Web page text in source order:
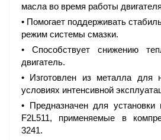
масла во время работы
• Помогает поддерживать
режим системы смазки.
• Способствует снижению
двигатель.
• Изготовлен из металла для
условиях интенсивной
• Предназначен для установки
F2L511, применяемые в
3241.